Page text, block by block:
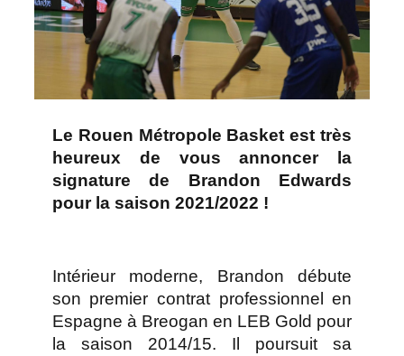
Le Rouen Métropole Basket est très
heureux de vous annoncer la
signature de Brandon Edwards
pour la saison 2021/2022 !
Intérieur moderne, Brandon débute
son premier contrat professionnel en
Espagne à Breogan en LEB Gold pour
la saison 2014/15. Il poursuit sa